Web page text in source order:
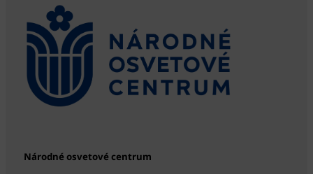
Národné osvetové centrum